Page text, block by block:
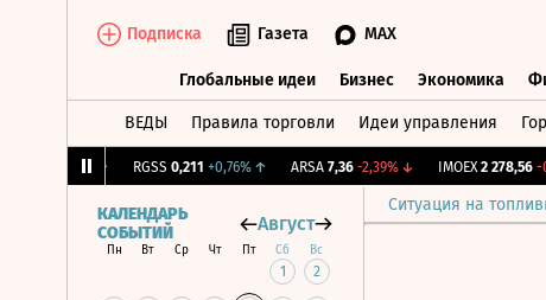
Подписка Газета MAX
Глобальные идеи Бизнес Экономика
ВЕДЫ Правила торговли Идеи управления
RGSS 0,211 +0,76%↑ ARSA 7,36 -2,39%↓ IMOEX 2 278,56 -
Ситуация на
КАЛЕНДАРЬ
СОБЫТИЙ
Август
Пн Вт Ср Чт Пт Сб Вс
1 2